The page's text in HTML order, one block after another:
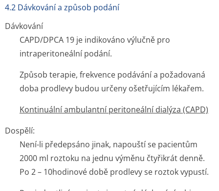
4.2 Dávkování a způsob podání
Dávkování
CAPD/DPCA 19 je indikováno výlučně pro
intraperitoneální podání.
Způsob terapie, frekvence podávání a požadovaná
doba prodlevy budou určeny ošetřujícím lékařem.
Kontinuální ambulantní peritoneální dialýza (CAPD)
Dospělí:
Není-li předepsáno jinak, napouští se pacientům
2000 ml roztoku na jednu výměnu čtyřikrát denně.
Po 2 – 10hodinové době prodlevy se roztok vypustí.